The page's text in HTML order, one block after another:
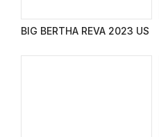
BIG BERTHA REVA 2023 US